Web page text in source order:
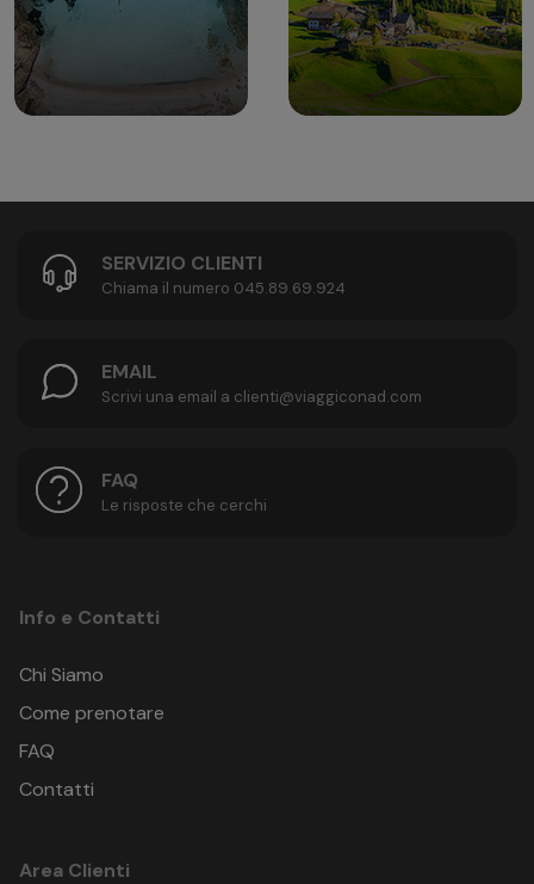
SERVIZIO CLIENTI
Chiama il numero 045.89.69.924
EMAIL
Scrivi una email a clienti@viaggiconad.com
FAQ
Le risposte che cerchi
Info e Contatti
Chi Siamo
Come prenotare
FAQ
Contatti
Area Clienti